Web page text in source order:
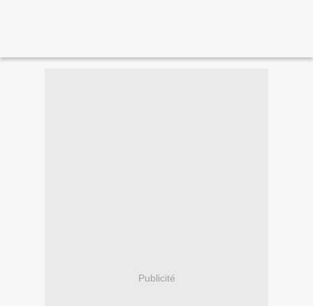
Publicité